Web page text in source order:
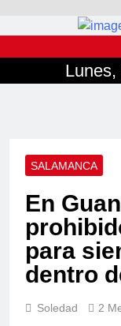
SALAMANCA
En
para
dentro
Soledad 2